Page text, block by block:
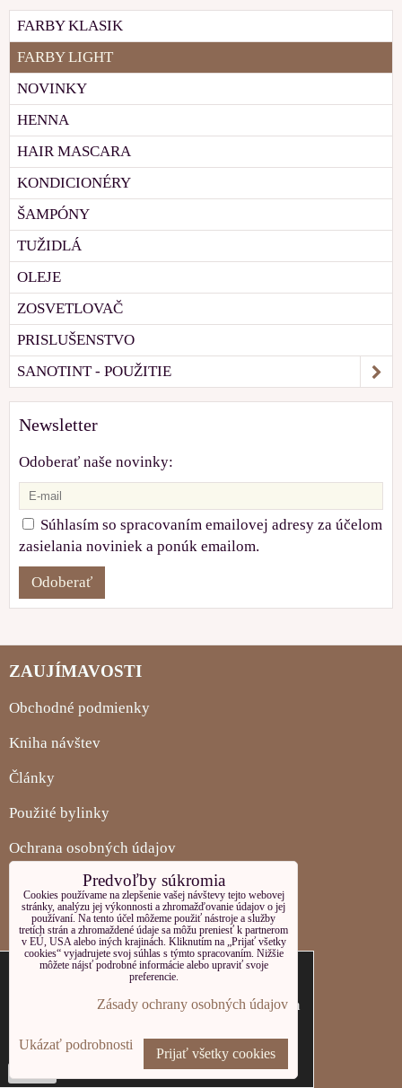
FARBY KLASIK
FARBY LIGHT
NOVINKY
HENNA
HAIR MASCARA
KONDICIONÉRY
ŠAMPÓNY
TUŽIDLÁ
OLEJE
ZOSVETLOVAČ
PRISLUŠENSTVO
SANOTINT - POUŽITIE
Newsletter
Odoberať naše novinky:
Súhlasím so spracovaním emailovej adresy za účelom
zasielania noviniek a ponúk emailom.
Odoberať
ZAUJÍMAVOSTI
Obchodné podmienky
Kniha návštev
Články
Použité bylinky
Ochrana osobných údajov
OBJEDNÁVKY
Stav objednávky
NAŠA SPOLOČNOSŤ
Kontakt
Veľkoobchod
Predvoľby súkromia
Cookies používame na zlepšenie vašej návštevy tejto webovej
stránky, analýzu jej výkonnosti a zhromažďovanie údajov o jej
používaní. Na tento účel môžeme použiť nástroje a služby
tretích strán a zhromaždené údaje sa môžu preniesť k partnerom
v EÚ, USA alebo iných krajinách. Kliknutím na „Prijať všetky
cookies“ vyjadrujete svoj súhlas s týmto spracovaním. Nižšie
môžete nájsť podrobné informácie alebo upraviť svoje
preferencie.
Zásady ochrany osobných údajov
Ukázať podrobnosti
Prijať všetky cookies
Tieto internetové stránky používajú súbory
cookies. Bližšie informácie o používaných
súboroch cookies a ako je možné zabrániť ich
oochrane oosobných údajov.